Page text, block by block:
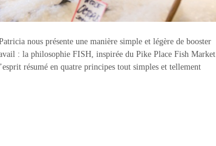
nous présente une manière simple et légère de booster
: la philosophie FISH, inspirée du Pike Place Fish Market
résumé en quatre principes tout simples et tellement